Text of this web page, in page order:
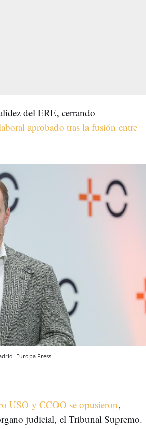
del ERE, cerrando
aprobado tras la fusión entre
Europa Press
USO y CCOO se opusieron,
judicial, el Tribunal Supremo.